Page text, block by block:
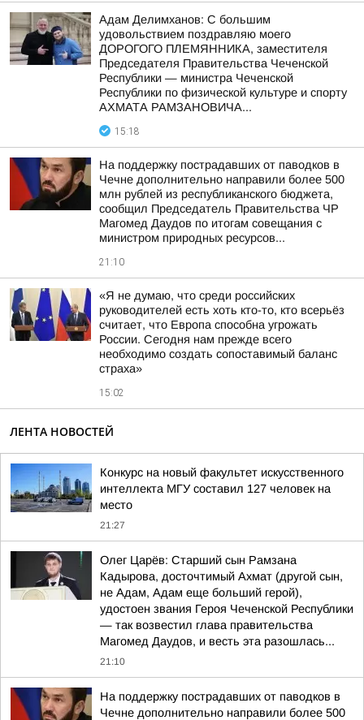
Адам Делимханов: С большим
удовольствием поздравляю моего
ДОРОГОГО ПЛЕМЯННИКА, заместителя
Председателя Правительства Чеченской
Республики — министра Чеченской
Республики по физической культуре и спорту
АХМАТА РАМЗАНОВИЧА...
15:18
На поддержку пострадавших от паводков в
Чечне дополнительно направили более 500
млн рублей из республиканского бюджета,
сообщил Председатель Правительства ЧР
Магомед Даудов по итогам совещания с
министром природных ресурсов...
21:10
«Я не думаю, что среди российских
руководителей есть хоть кто-то, кто всерьёз
считает, что Европа способна угрожать
России. Сегодня нам прежде всего
необходимо создать сопоставимый баланс
страха»
15:02
ЛЕНТА НОВОСТЕЙ
Конкурс на новый факультет искусственного
интеллекта МГУ составил 127 человек на
место
21:27
Олег Царёв: Старший сын Рамзана
Кадырова, досточтимый Ахмат (другой сын,
не Адам, Адам еще больший герой),
удостоен звания Героя Чеченской Республики
— так возвестил глава правительства
Магомед Даудов, и весть эта разошлась...
21:10
На поддержку пострадавших от паводков в
Чечне дополнительно направили более 500